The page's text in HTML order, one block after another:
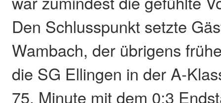
Den Schlusspunkt setzte
Wambach, der übrigens
die SG Ellingen in der A-
75. Minute mit dem 0:3